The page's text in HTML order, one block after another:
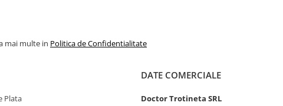
mai multe in Politica de Confidentialitate
Plata
DATE COMERCIALE
Doctor Trotineta SRL